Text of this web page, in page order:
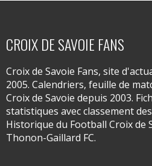
CROIX DE SAVOIE FANS
Croix de Savoie Fans, site
2005. Calendriers, feuille de
Croix de Savoie depuis 2003.
statistiques avec classement
Historique du Football Croix de
Thonon-Gaillard FC.